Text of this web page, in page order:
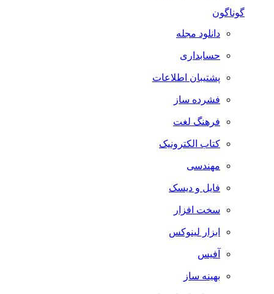
گوناگون
دانلود مجله
حسابداری
پشتیبان اطلاعات
فشرده ساز
فرهنگ لغت
کتاب الکترونیک
مهندسی
فایل و دیسک
سخت افزار
ابزار لینوکس
آفیس
بهینه ساز